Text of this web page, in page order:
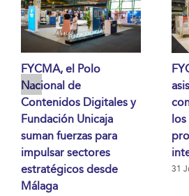
FYCMA, el Polo
Nacional de
Contenidos Digitales y
Fundación Unicaja
suman fuerzas para
impulsar sectores
estratégicos desde
Málaga
31